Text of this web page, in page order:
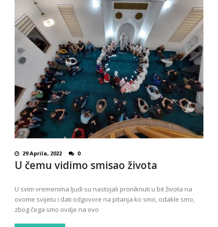
29 Aprila, 2022 0
U čemu vidimo smisao života
U svim vremenima ljudi su nastojali proniknuti u bit života na
ovome svijetu i dati odgovore na pitanja ko smo, odakle smo,
zbog čega smo ovdje na ovo